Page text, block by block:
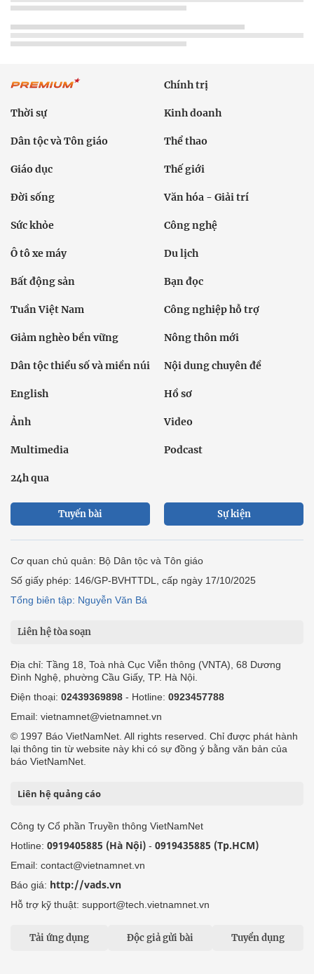
Chính trị
Thời sự Kinh doanh
Dân tộc và Tôn giáo Thể thao
Giáo dục Thế giới
Đời sống Văn hóa - Giải trí
Sức khỏe Công nghệ
Ô tô xe máy Du lịch
Bất động sản Bạn đọc
Tuần Việt Nam Công nghiệp hỗ trợ
Giảm nghèo bền vững Nông thôn mới
Dân tộc thiểu số và miền núi Nội dung chuyên đề
English Hồ sơ
Ảnh Video
Multimedia Podcast
24h qua
Tuyến bài Sự kiện
Cơ quan chủ quản: Bộ Dân tộc và Tôn giáo
Số giấy phép: 146/GP-BVHTTDL, cấp ngày 17/10/2025
Tổng biên tập: Nguyễn Văn Bá
Liên hệ tòa soạn
Địa chỉ: Tầng 18, Toà nhà Cục Viễn thông (VNTA), 68 Dương
Đình Nghệ, phường Cầu Giấy, TP. Hà Nội.
Điện thoại: 02439369898 - Hotline: 0923457788
Email: vietnamnet@vietnamnet.vn
© 1997 Báo VietNamNet. All rights reserved. Chỉ được phát hành
lại thông tin từ website này khi có sự đồng ý bằng văn bản của
báo VietNamNet.
Liên hệ quảng cáo
Công ty Cổ phần Truyền thông VietNamNet
Hotline: 0919405885 (Hà Nội) - 0919435885 (Tp.HCM)
Email: contact@vietnamnet.vn
Báo giá: http://vads.vn
Hỗ trợ kỹ thuật: support@tech.vietnamnet.vn
Tải ứng dụng Độc giả gửi bài Tuyển dụng